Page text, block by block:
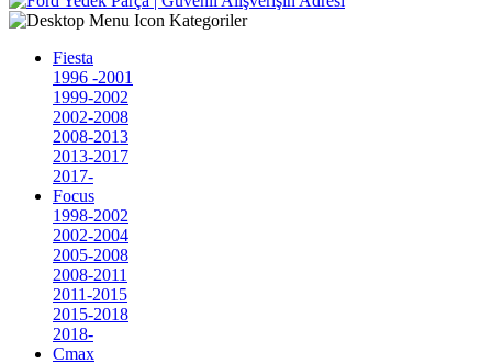
Kategoriler
Fiesta
1996 -2001
1999-2002
2002-2008
2008-2013
2013-2017
2017-
Focus
1998-2002
2002-2004
2005-2008
2008-2011
2011-2015
2015-2018
2018-
Cmax